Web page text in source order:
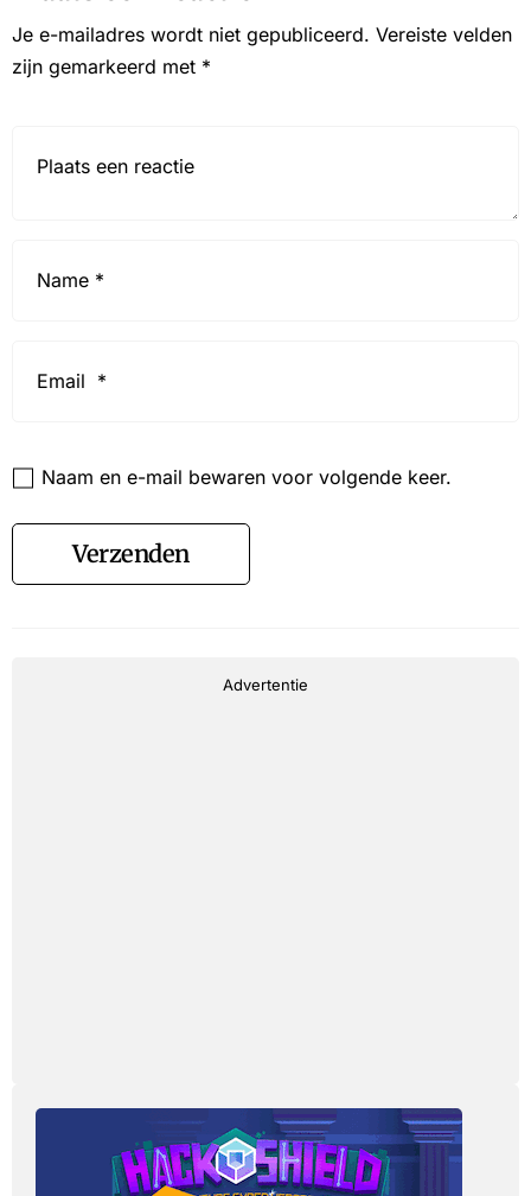
Je e-mailadres wordt niet gepubliceerd. Vereiste velden
zijn gemarkeerd met *
Naam en e-mail bewaren voor volgende keer.
Verzenden
Advertentie